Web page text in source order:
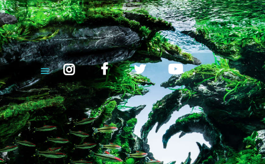
ALBEPET – PECES DE CALIDAD
Y MÁS...
venta peces mayorista
INICIO
¿QUIÉNES SOMOS?
ANIMALES Y PRODUCTOS
CONTACTO